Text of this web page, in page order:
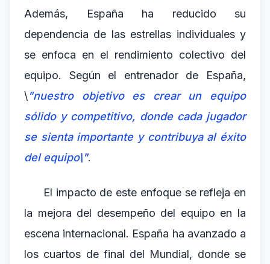
Además, España ha reducido su
dependencia de las estrellas individuales y
se enfoca en el rendimiento colectivo del
equipo. Según el entrenador de España,
\"nuestro objetivo es crear un equipo
sólido y competitivo, donde cada jugador
se sienta importante y contribuya al éxito
del equipo\".
El impacto de este enfoque se refleja en
la mejora del desempeño del equipo en la
escena internacional. España ha avanzado a
los cuartos de final del Mundial, donde se